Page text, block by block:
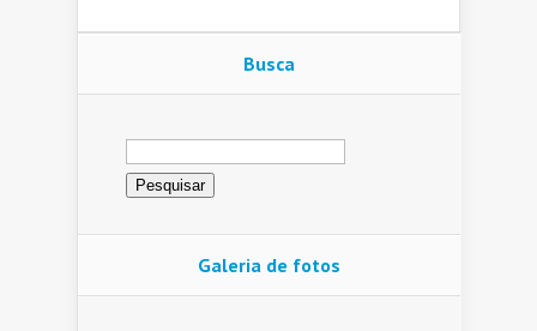
Busca
Pesquisar
por:
Galeria de fotos